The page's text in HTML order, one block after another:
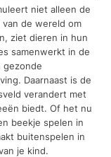
niet alleen de
de wereld om
ziet dieren in hun
samenwerkt in de
gezonde
Daarnaast is de
verandert met
biedt. Of het nu
beekje spelen in
buitenspelen in
je kind.